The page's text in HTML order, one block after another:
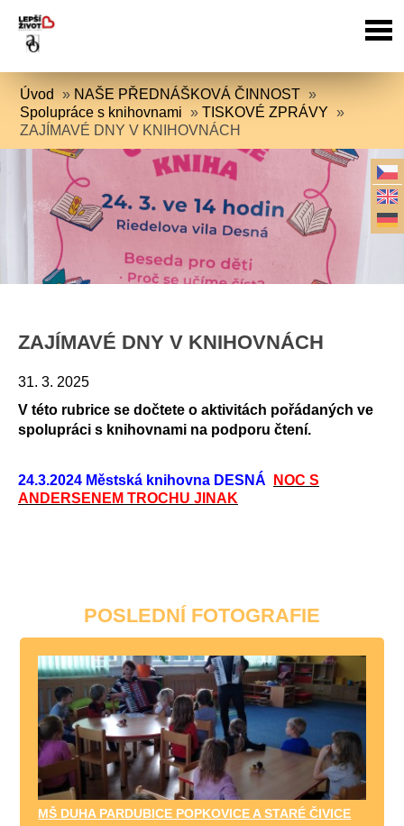
Úvod » NAŠE PŘEDNÁŠKOVÁ ČINNOST »
Spolupráce s knihovnami »TISKOVÉ ZPRÁVY »
ZAJÍMAVÉ DNY V KNIHOVNÁCH
ZAJÍMAVÉ DNY V KNIHOVNÁCH
31. 3. 2025
V této rubrice se dočtete o aktivitách pořádaných ve
spolupráci s knihovnami na podporu čtení.
24.3.2024 Městská knihovna DESNÁ
NOC S
ANDERSENEM TROCHU JINAK
POSLEDNÍ FOTOGRAFIE
MŠ DUHA PARDUBICE POPKOVICE A STARÉ ČIVICE